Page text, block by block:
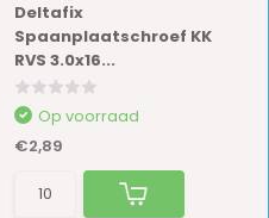
Deltafix
Spaanplaatschroef KK
RVS 3.0x16...
Op voorraad
€2,89